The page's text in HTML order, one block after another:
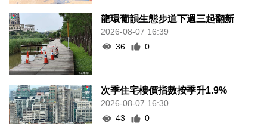
龍環葡韻生態步道下週三起翻新
2026-08-07 16:39
36
0
次季住宅樓價指數按季升1.9%
2026-08-07 16:30
43
0